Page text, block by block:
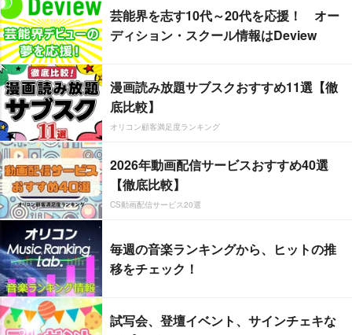
芸能界を志す10代～20代を応援！ オー
ディション・スクール情報はDeview
漫画読み放題サブスクおすすめ11選【徹
底比較】
オリコン顧客満足度ランキング
2026年動画配信サービスおすすめ40選
【徹底比較】
CS動画配信サービス20選
毎週の音楽ランキングから、ヒットの推
移をチェック！
試写会、登壇イベント、サインチェキな